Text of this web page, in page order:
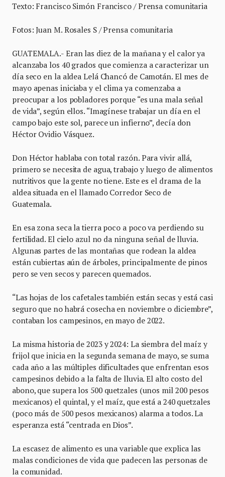
Texto: Francisco Simón Francisco / Prensa comunitaria
Fotos: Juan M. Rosales S / Prensa comunitaria
GUATEMALA.- Eran las diez de la mañana y el calor ya
alcanzaba los 40 grados que comienza a caracterizar un
día seco en la aldea Lelá Chancó de Camotán. El mes de
mayo apenas iniciaba y el clima ya comenzaba a
preocupar a los pobladores porque “es una mala señal
de vida”, según ellos. “Imagínese trabajar un día en el
campo bajo este sol, parece un infierno”, decía don
Héctor Ovidio Vásquez.
Don Héctor hablaba con total razón. Para vivir allá,
primero se necesita de agua, trabajo y luego de alimentos
nutritivos que la gente no tiene. Este es el drama de la
aldea situada en el llamado Corredor Seco de
Guatemala.
En esa zona seca la tierra poco a poco va perdiendo su
fertilidad. El cielo azul no da ninguna señal de lluvia.
Algunas partes de las montañas que rodean la aldea
están cubiertas aún de árboles, principalmente de pinos
pero se ven secos y parecen quemados.
“Las hojas de los cafetales también están secas y está casi
seguro que no habrá cosecha en noviembre o diciembre”,
contaban los campesinos, en mayo de 2022.
La misma historia de 2023 y 2024: La siembra del maíz y
frijol que inicia en la segunda semana de mayo, se suma
cada año a las múltiples dificultades que enfrentan esos
campesinos debido a la falta de lluvia. El alto costo del
abono, que supera los 500 quetzales (unos mil 200 pesos
mexicanos) el quintal, y el maíz, que está a 240 quetzales
(poco más de 500 pesos mexicanos) alarma a todos. La
esperanza está “centrada en Dios”.
La escasez de alimento es una variable que explica las
malas condiciones de vida que padecen las personas de
la comunidad.